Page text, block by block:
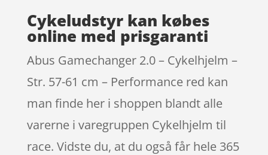
Cykeludstyr kan købes
online med prisgaranti
Abus Gamechanger 2.0 – Cykelhjelm –
Str. 57-61 cm – Performance red kan
man finde her i shoppen blandt alle
varerne i varegruppen Cykelhjelm til
race. Vidste du, at du også får hele 365